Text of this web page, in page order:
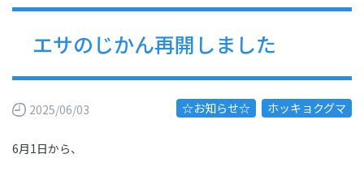
エサのじかん再開しました
2025/06/03 ☆お知らせ☆ ホッキョクグマ
6月1日から、